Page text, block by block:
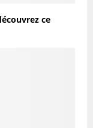
ce